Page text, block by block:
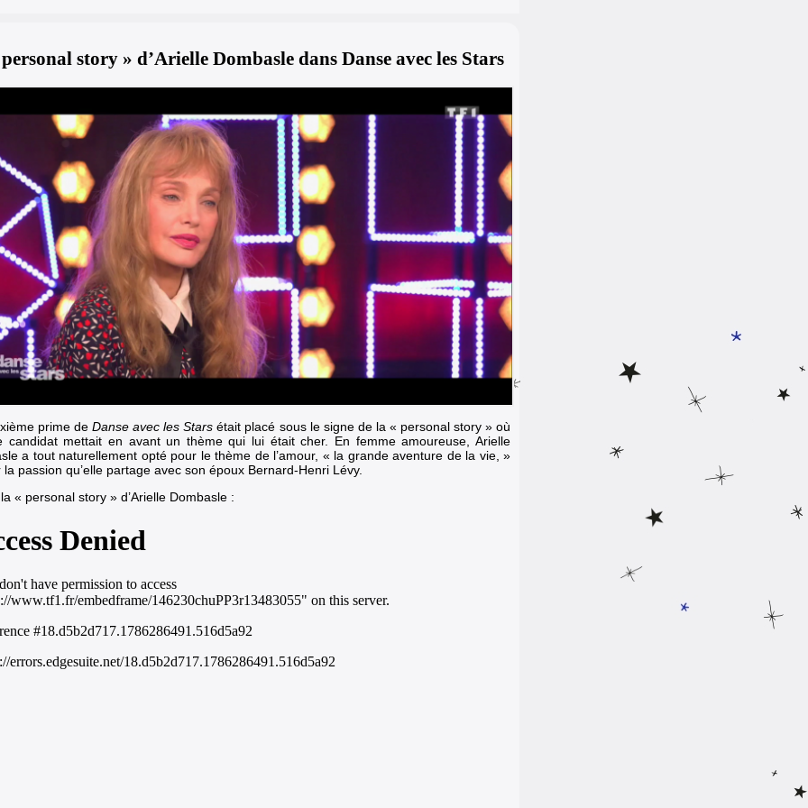
story » d’Arielle Dombasle dans Danse avec les Stars
prime deDanse avec les Stars était placé sous le signe de la « personal story » où
candidat mettait en avant un thème qui lui était cher. En femme amoureuse, Arielle
a tout naturellement opté pour le thème de l’amour, « la grande aventure de la vie, »
la passion qu’elle partage avec son époux Bernard-Henri Lévy.
« personal story » d’Arielle Dombasle :